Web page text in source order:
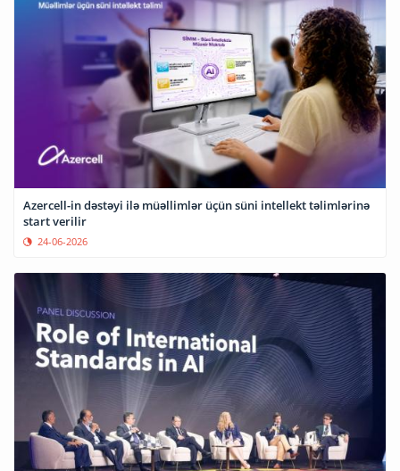
Azercell-in dəstəyi ilə müəllimlər üçün süni intellekt təlimlərinə
start verilir
24-06-2026